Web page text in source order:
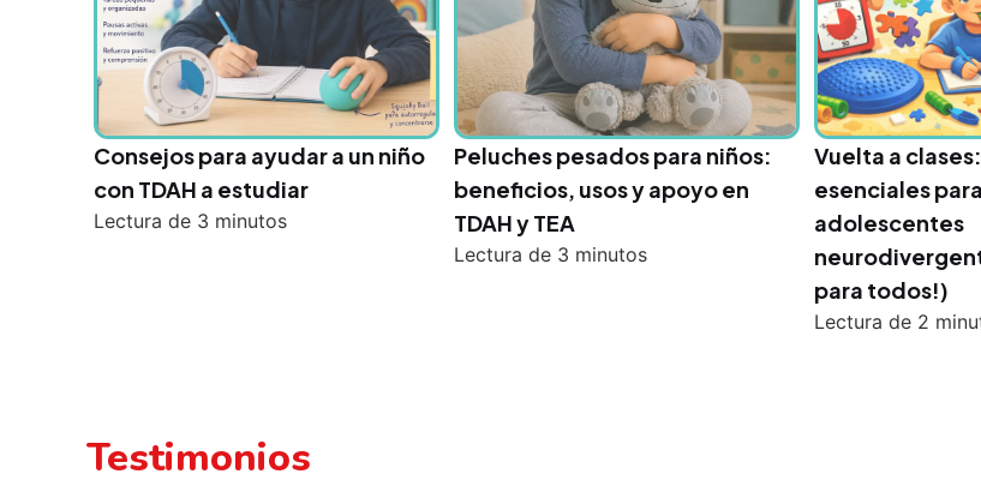
Consejos para ayudar a un niño
con TDAH a estudiar
Lectura de 3 minutos
Peluches pesados para niños:
beneficios, usos y apoyo en
TDAH y TEA
Lectura de 3 minutos
Vuelta a
esenciales
adolescentes
para todos!)
Lectura de 2
Testimonios